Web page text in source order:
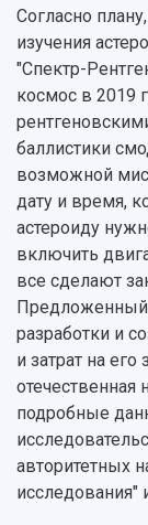
Ученый
Ректорат
Кадровый
Персоналии
Структура
Институты
Кафедры
Научные
Отделы и
Институт
Аграрный
Архив
Пресс-центр
Газета
Газета
Мы в
Подкасты
Учебные
Институты
Расписание
Стипендии
знание
основ
Платные
Скидки на
Научно-
Научные
Научная
Научно-
Результаты
Научно-
Конкурсы
Согласно
изучения
"Спектр-
космос в 2019
баллистики
возможной
дату и время,
астероиду
включить
все сделают
Предложенный
разработки и
и затрат на
отечественная
подробные
авторитетных
исследования"